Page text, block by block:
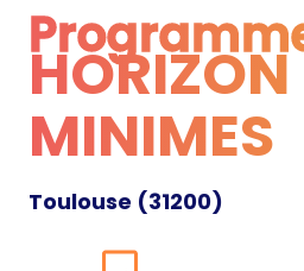
HORIZON
MINIMES
Toulouse (31200)